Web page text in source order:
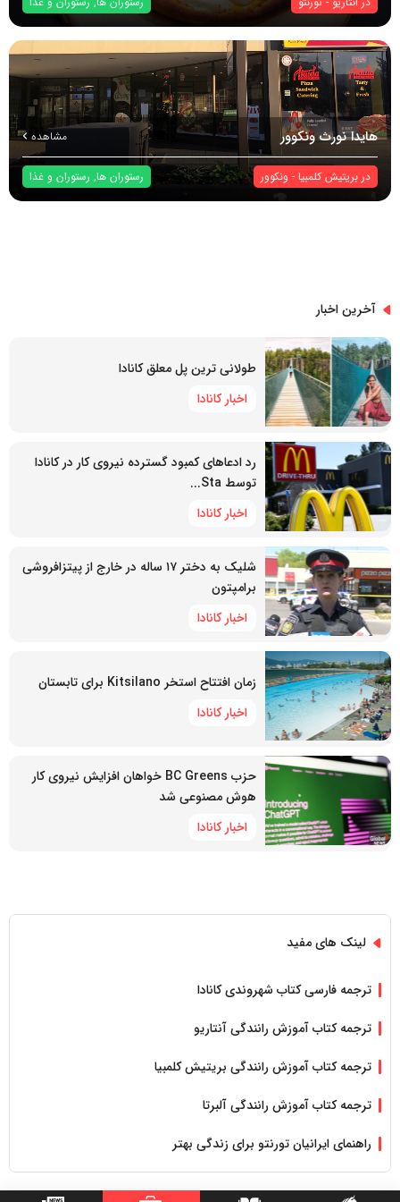
هایدا نورث ونکوور مشاهده
در بریتیش کلمبیا - ونکوور رستوران ها, رستوران و غذا
آخرین اخبار
طولانی ترین پل معلق کانادا
اخبار کانادا
رد ادعاهای کمبود گسترده نیروی کار در کانادا
توسط Sta...
اخبار کانادا
شلیک به دختر ۱۷ ساله در خارج از پیتزافروشی
برامپتون
اخبار کانادا
زمان افتتاح استخر Kitsilano برای تابستان
اخبار کانادا
حزب BC Greens خواهان افزایش نیروی کار
هوش مصنوعی شد
اخبار کانادا
لینک های مفید
ترجمه فارسی کتاب شهروندی کانادا
ترجمه کتاب آموزش رانندگی آنتاریو
ترجمه کتاب آموزش رانندگی بریتیش کلمبیا
ترجمه کتاب آموزش رانندگی آلبرتا
راهنمای ایرانیان تورنتو برای زندگی بهتر